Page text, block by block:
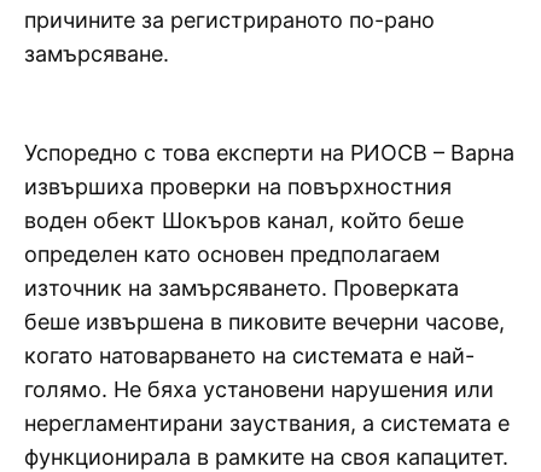
причините за регистрираното по-рано
замърсяване.
Успоредно с това експерти на РИОСВ – Варна
извършиха проверки на повърхностния
воден обект Шокъров канал, който беше
определен като основен предполагаем
източник на замърсяването. Проверката
беше извършена в пиковите вечерни часове,
когато натоварването на системата е най-
голямо. Не бяха установени нарушения или
нерегламентирани зауствания, а системата е
функционирала в рамките на своя капацитет.